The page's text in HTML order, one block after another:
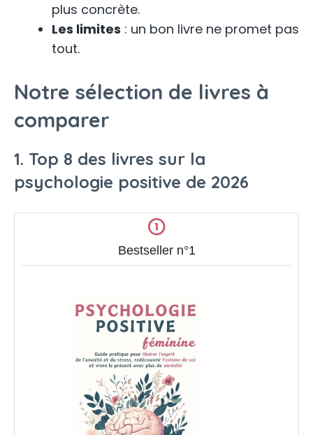
plus concrète.
Les limites : un bon livre ne promet pas
tout.
Notre sélection de livres à
comparer
1. Top 8 des livres sur la
psychologie positive de 2026
Bestseller n°1